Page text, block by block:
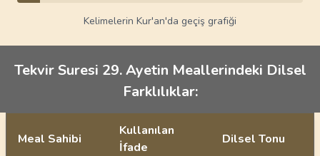
Kelimelerin Kur'an'da geçiş grafiği
Tekvir Suresi 29. Ayetin Meallerindeki Dilsel
Farklılıklar:
Meal Sahibi
Kullanılan
İfade
Dilsel Tonu